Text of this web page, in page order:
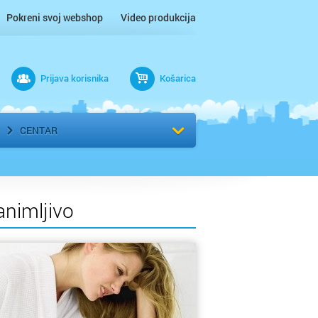
Pokreni svoj webshop Video produkcija
Prijava korisnika Košarica
CENTAR